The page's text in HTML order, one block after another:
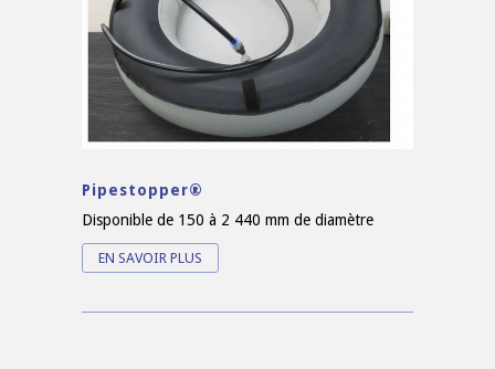
Pipestopper®
Disponible de 150 à 2 440 mm de diamètre
EN SAVOIR PLUS